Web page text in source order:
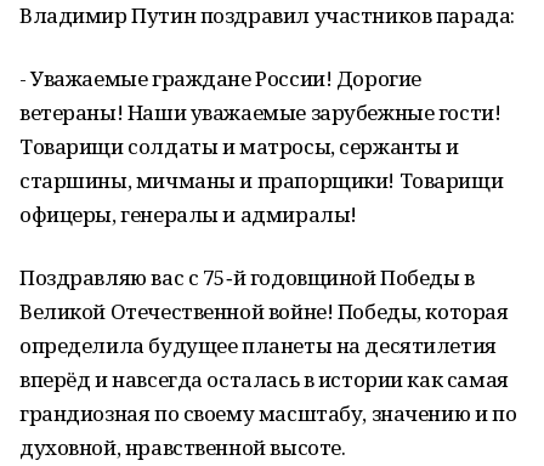
Владимир Путин поздравил участников парада:
- Уважаемые граждане России! Дорогие
ветераны! Наши уважаемые зарубежные гости!
Товарищи солдаты и матросы, сержанты и
старшины, мичманы и прапорщики! Товарищи
офицеры, генералы и адмиралы!
Поздравляю вас с 75‑й годовщиной Победы в
Великой Отечественной войне! Победы, которая
определила будущее планеты на десятилетия
вперёд и навсегда осталась в истории как самая
грандиозная по своему масштабу, значению и по
духовной, нравственной высоте.